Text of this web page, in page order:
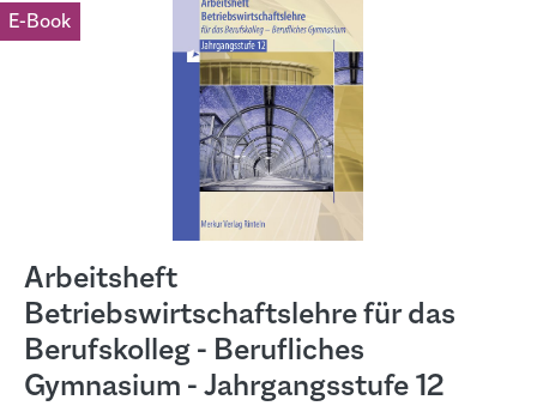
E-Book
Arbeitsheft
Betriebswirtschaftslehre für das
Berufskolleg - Berufliches
Gymnasium - Jahrgangsstufe 12